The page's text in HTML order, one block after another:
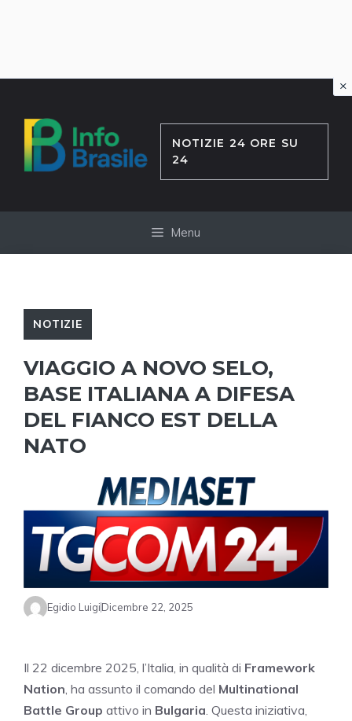
contenuto
NOTIZIE 24 ORE SU
24
Menu
NOTIZIE
VIAGGIO A NOVO SELO,
BASE ITALIANA A DIFESA
DEL FIANCO EST DELLA
NATO
Egidio LuigiDicembre 22, 2025
Il 22 dicembre 2025, l’Italia, in qualità di Framework
Nation , ha assunto il comando del Multinational
Battle Group attivo in Bulgaria . Questa iniziativa,
×